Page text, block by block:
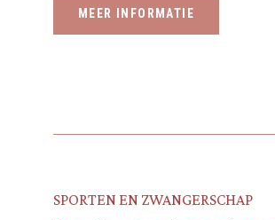
MEER INFORMATIE
SPORTEN EN ZWANGERSCHAP